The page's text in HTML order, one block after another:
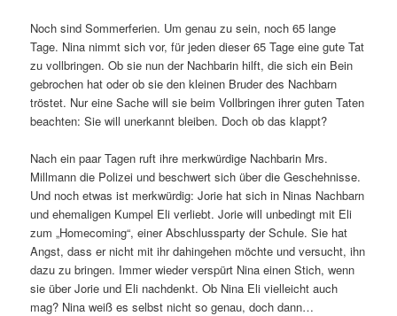
Noch sind Sommerferien. Um genau zu sein, noch 65 lange
Tage. Nina nimmt sich vor, für jeden dieser 65 Tage eine gute Tat
zu vollbringen. Ob sie nun der Nachbarin hilft, die sich ein Bein
gebrochen hat oder ob sie den kleinen Bruder des Nachbarn
tröstet. Nur eine Sache will sie beim Vollbringen ihrer guten Taten
beachten: Sie will unerkannt bleiben. Doch ob das klappt?
Nach ein paar Tagen ruft ihre merkwürdige Nachbarin Mrs.
Millmann die Polizei und beschwert sich über die Geschehnisse.
Und noch etwas ist merkwürdig: Jorie hat sich in Ninas Nachbarn
und ehemaligen Kumpel Eli verliebt. Jorie will unbedingt mit Eli
zum „Homecoming“, einer Abschlussparty der Schule. Sie hat
Angst, dass er nicht mit ihr dahingehen möchte und versucht, ihn
dazu zu bringen. Immer wieder verspürt Nina einen Stich, wenn
sie über Jorie und Eli nachdenkt. Ob Nina Eli vielleicht auch
mag? Nina weiß es selbst nicht so genau, doch dann…